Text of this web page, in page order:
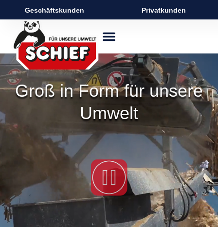
Geschäftskunden Privatkunden
Groß in Form für unsere
Umwelt